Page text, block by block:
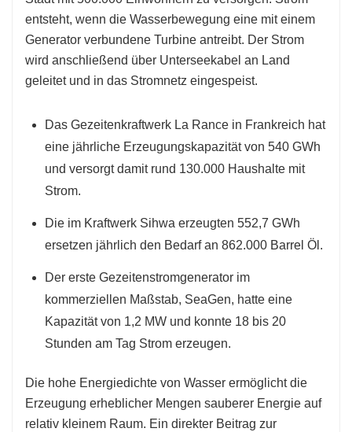
entsteht, wenn die Wasserbewegung eine mit einem
Generator verbundene Turbine antreibt. Der Strom
wird anschließend über Unterseekabel an Land
geleitet und in das Stromnetz eingespeist.
Das Gezeitenkraftwerk La Rance in Frankreich hat
eine jährliche Erzeugungskapazität von 540 GWh
und versorgt damit rund 130.000 Haushalte mit
Strom.
Die im Kraftwerk Sihwa erzeugten 552,7 GWh
ersetzen jährlich den Bedarf an 862.000 Barrel Öl.
Der erste Gezeitenstromgenerator im
kommerziellen Maßstab, SeaGen, hatte eine
Kapazität von 1,2 MW und konnte 18 bis 20
Stunden am Tag Strom erzeugen.
Die hohe Energiedichte von Wasser ermöglicht die
Erzeugung erheblicher Mengen sauberer Energie auf
relativ kleinem Raum. Ein direkter Beitrag zur